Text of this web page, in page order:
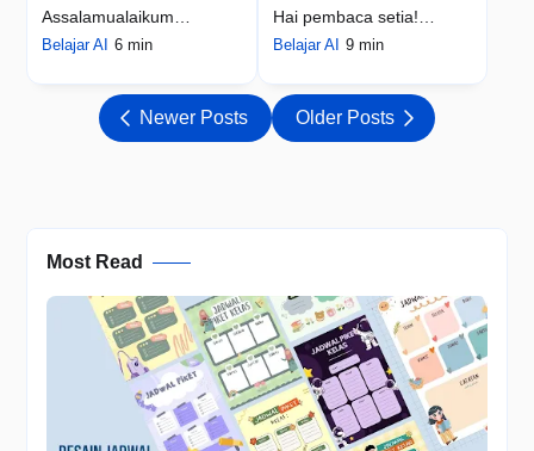
Gambar Text to Image
di Bing Image
Assalamualaikum
warahmatullahi
setia E…
Belajar AI 6 min
Prompt AI Buat Visual
AI yang Menakjubkan
Hai pembaca setia!
Perkenalkan saya
Belajar AI 9 min
Newer Posts Older Posts
Most Read